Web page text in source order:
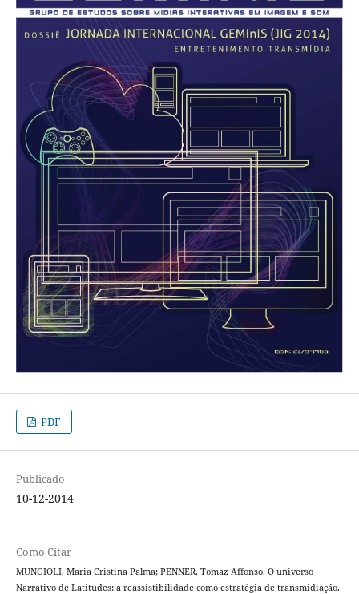
PDF
Publicado
10-12-2014
Como Citar
MUNGIOLI, Maria Cristina Palma; PENNER, Tomaz Affonso. O universo
Narrativo de Latitudes: a reassistibilidade como estratégia de transmidiação.